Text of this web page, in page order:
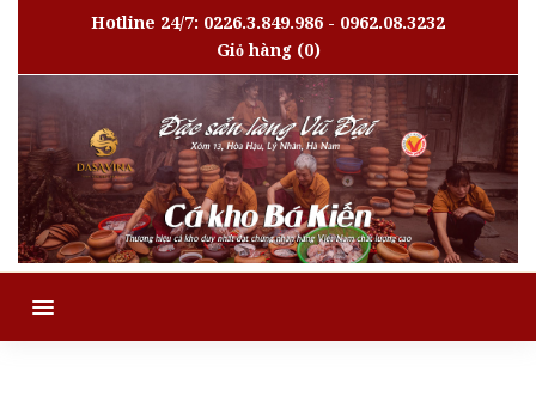
Hotline 24/7: 0226.3.849.986 - 0962.08.3232
Giỏ hàng(0)
MENU